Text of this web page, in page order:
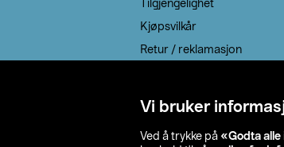
Vi bruker
Ved å trykke på «Godta
Tilgjengelighet
Kjøpsvilkår
Retur / reklamasjon